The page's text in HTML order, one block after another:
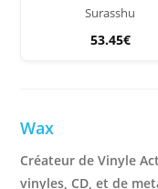
Surasshu
53.45€
Wax
Créateur de Vinyle
vinyles, CD, et de